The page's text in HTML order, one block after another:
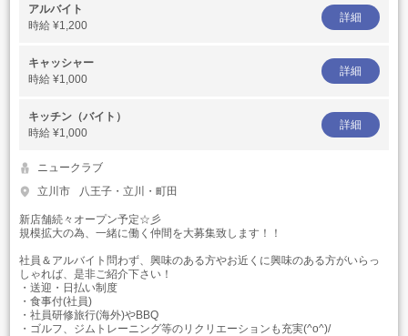
アルバイト
時給 ¥1,200
詳細
キャッシャー
時給 ¥1,000
詳細
キッチン（バイト）
時給 ¥1,000
詳細
ニュークラブ
立川市
八王子・立川・町田
新店舗続々オープン予定☆彡
規模拡大の為、一緒に働く仲間を大募集致します！！
社員＆アルバイト問わず、興味のある方やお近くに興味のある方がいらっ
しゃれば、是非ご紹介下さい！
・送迎・日払い制度
・食事付(社員)
・社員研修旅行(海外)やBBQ
・ゴルフ、ジムトレーニング等のリクリエーションも充実(^o^)/